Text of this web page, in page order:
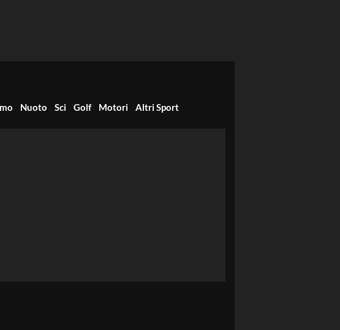
Nuoto Sci Golf Motori Altri Sport